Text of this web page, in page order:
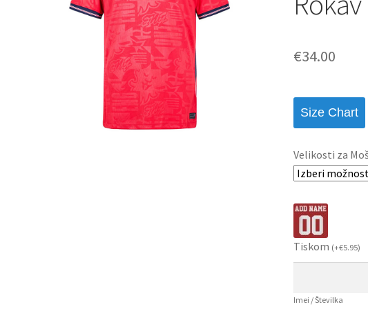
€34.00
Size Chart
Velikosti za
Tiskom (+€5.95)
Imei / Številka